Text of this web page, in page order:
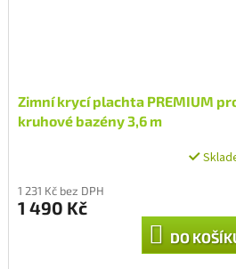
Zimní krycí plachta PREMIUM
kruhové bazény 3,6 m
1 231 Kč bez DPH
1 490 Kč
DO